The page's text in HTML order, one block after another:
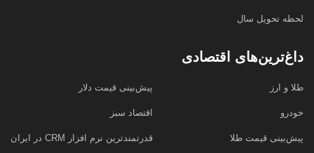
لحظه تحویل سال
داغ‌ترین‌های اقتصادی
طلا و ارز
خودرو
پیش‌بینی قیمت طلا
پیش‌بینی قیمت دلار
اقتصاد سبز
قدرتمندترین نرم‌ افزار CRM در ایران